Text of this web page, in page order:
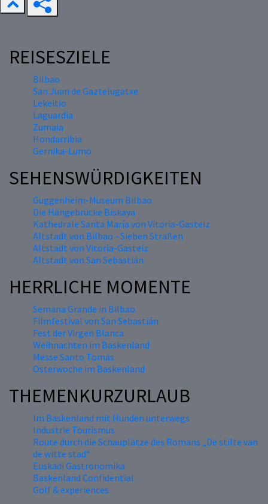
REISESZIELE
Bilbao
San Juan de Gaztelugatxe
Lekeitio
Laguardia
Zumaia
Hondarribia
Gernika-Lumo
SEHENSWÜRDIGKEITEN
Guggenheim-Museum Bilbao
Die Hängebrücke Biskaya
Kathedrale Santa María von Vitoria-Gasteiz
Altstadt von Bilbao - Sieben Straßen
Altstadt von Vitoria-Gasteiz
Altstadt von San Sebastián
HERRLICHE MOMENTE
Semana Grande in Bilbao
Filmfestival von San Sebastián
Fest der Virgen Blanca
Weihnachten im Baskenland
Messe Santo Tomás
Osterwoche im Baskenland
THEMENKURZURLAUB
Im Baskenland mit Hunden unterwegs
Industrie Tourismus
Route durch die Schauplätze des Romans „De stilte van
de witte stad“
Euskadi Gastronomika
Baskenland Confidential
Golf & experiences